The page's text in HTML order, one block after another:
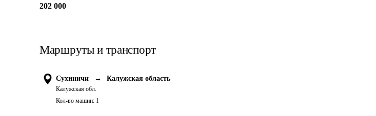
202 000
Маршруты и транспорт
Сухиничи →
Калужская обл.
Калужская область
Кол-во машин: 1